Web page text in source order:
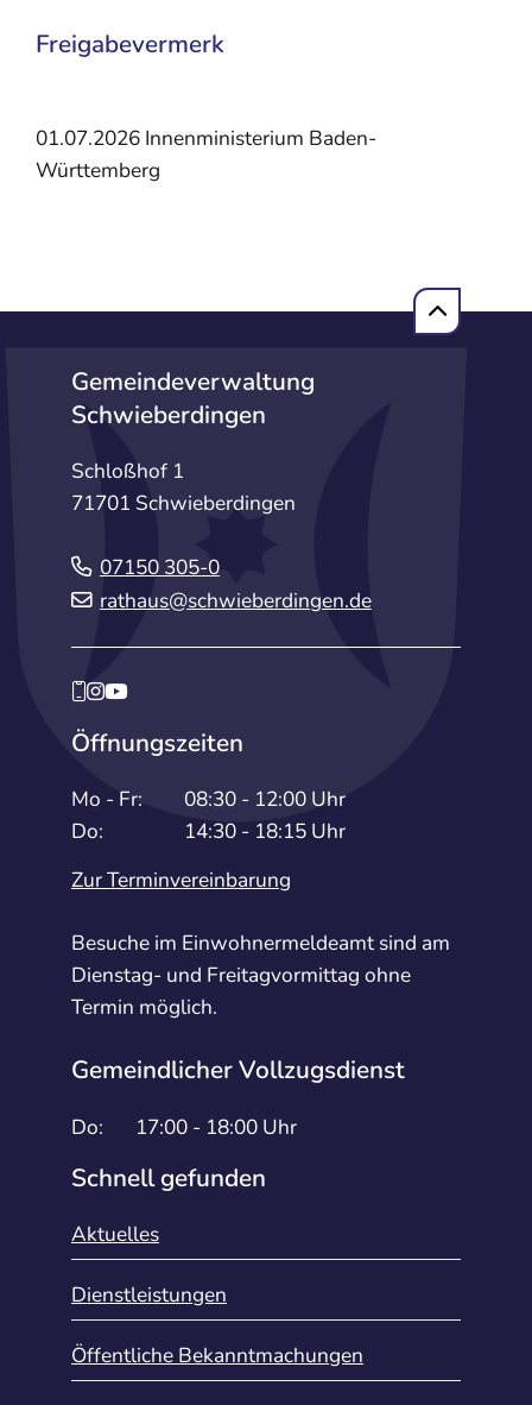
Freigabevermerk
01.07.2026 Innenministerium Baden-
Württemberg
Gemeindeverwaltung
Schwieberdingen
Schloßhof 1
71701 Schwieberdingen
07150 305-0
rathaus@schwieberdingen.de
Öffnungszeiten
Mo - Fr:
08:30 - 12:00 Uhr
Do:
14:30 - 18:15 Uhr
Zur Terminvereinbarung
Besuche im Einwohnermeldeamt sind am
Dienstag- und Freitagvormittag ohne
Termin möglich.
Gemeindlicher Vollzugsdienst
Do: 17:00 - 18:00 Uhr
Schnell gefunden
Aktuelles
Dienstleistungen
Öffentliche Bekanntmachungen